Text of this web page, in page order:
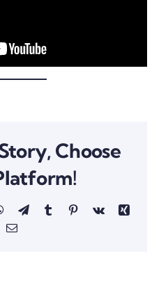
Choose
WhatsApp
TelegramTumblrPinterestVk
Xing
Email